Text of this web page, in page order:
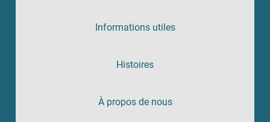
Informations utiles
Histoires
À propos de nous